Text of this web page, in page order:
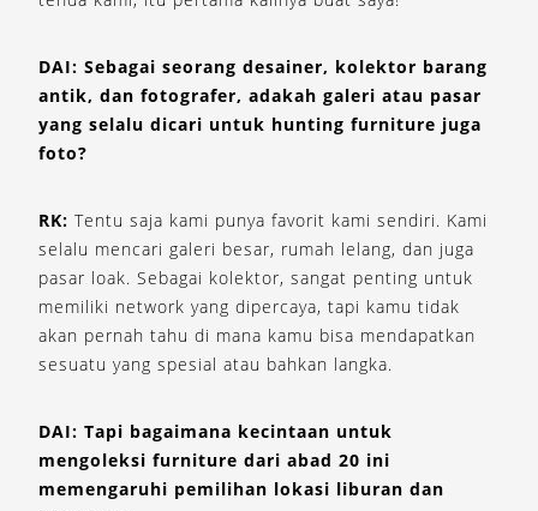
DAI: Sebagai seorang desainer, kolektor barang
antik, dan fotografer, adakah galeri atau pasar
yang selalu dicari untuk hunting furniture juga
foto?
RK: Tentu saja kami punya favorit kami sendiri. Kami
selalu mencari galeri besar, rumah lelang, dan juga
pasar loak. Sebagai kolektor, sangat penting untuk
memiliki network yang dipercaya, tapi kamu tidak
akan pernah tahu di mana kamu bisa mendapatkan
sesuatu yang spesial atau bahkan langka.
DAI: Tapi bagaimana kecintaan untuk
mengoleksi furniture dari abad 20 ini
memengaruhi pemilihan lokasi liburan dan